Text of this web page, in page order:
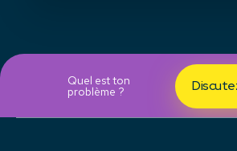
Quel est ton
problème ?